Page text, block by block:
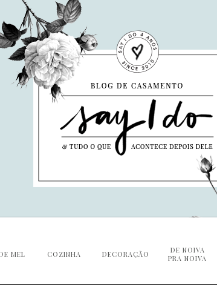
MEL COZINHA DECORAÇÃO
DE NOIVA
PRA NOIVA